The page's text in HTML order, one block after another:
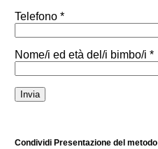
Telefono *
Nome/i ed età del/i bimbo/i *
Condividi Presentazione del